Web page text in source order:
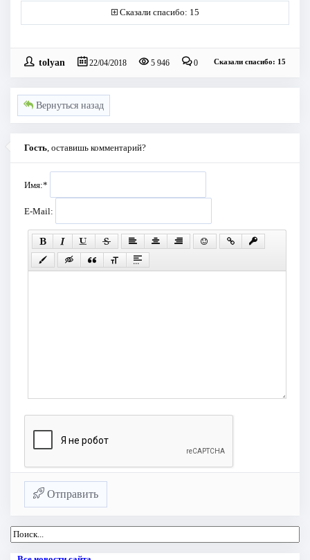
Сказали спасибо: 15
tolyan 22/04/2018 5 946 0 Сказали спасибо: 15
Вернуться назад
Гость , оставишь комментарий?
Имя:*
E-Mail:
Отправить